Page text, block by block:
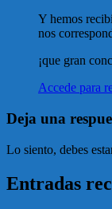
Y hemos
nos
¡que gran
Accede para
Deja una
Lo siento, debes
Entradas